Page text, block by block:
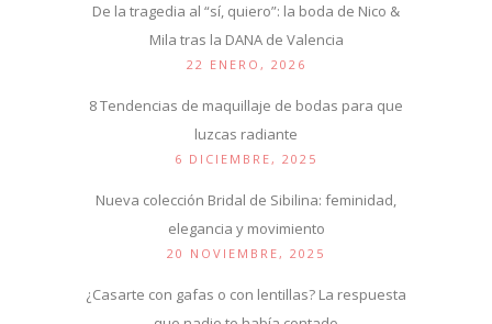
De la tragedia al “sí, quiero”: la boda de Nico &
Mila tras la DANA de Valencia
22 ENERO, 2026
8 Tendencias de maquillaje de bodas para que
luzcas radiante
6 DICIEMBRE, 2025
Nueva colección Bridal de Sibilina: feminidad,
elegancia y movimiento
20 NOVIEMBRE, 2025
¿Casarte con gafas o con lentillas? La respuesta